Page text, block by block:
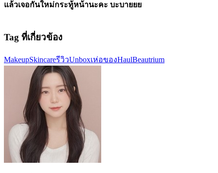
แล้วเจอกันใหม่กระทู้หน้านะคะ บะบายยย
Tag ที่เกี่ยวข้อง
MakeupSkincareรีวิวUnboxเห่อของHaulBeautrium